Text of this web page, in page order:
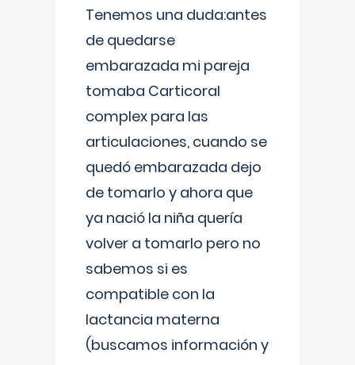
Tenemos una duda:antes
de quedarse
embarazada mi pareja
tomaba Carticoral
complex para las
articulaciones, cuando se
quedó embarazada dejo
de tomarlo y ahora que
ya nació la niña quería
volver a tomarlo pero no
sabemos si es
compatible con la
lactancia materna
(buscamos información y